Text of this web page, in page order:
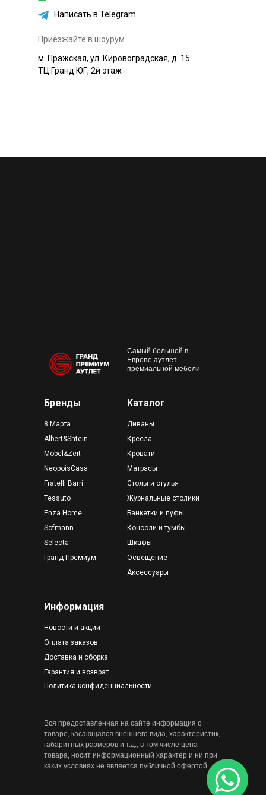
Написать в Telegram
м. Пражская, ул. Кировоградская, д. 15.
ТЦ Гранд ЮГ, 2й этаж
Приезжайте в шоурум
Кресла
Столы и стулья
Матрасы
Шкафы
Освещение
Диваны
Журнальные столики
Банкетки и пуфы
Аксессуары
Консоли и тумбы
Кровати
Вся предоставленная на сайте информация о
товаре, касающаяся внешнего вида, характеристик,
габаритных размеров и т.д., в том числе цена
товара, носит информационный характер и ни при
каких условиях не является публичной офертой.
Самый большой в
Европе аутлет
премиальной мебели
Каталог
Информация
Бренды
Оплата заказов
Доставка и сборка
Гарантия и возврат
Политика конфиденциальности
Mobel&Zeit
Tessuto
8 Марта
Fratelli Barri
Sofmann
Selecta
Enza Home
Albert&Shtein
NeopoisCasa
Новости и акции
Гранд Премиум